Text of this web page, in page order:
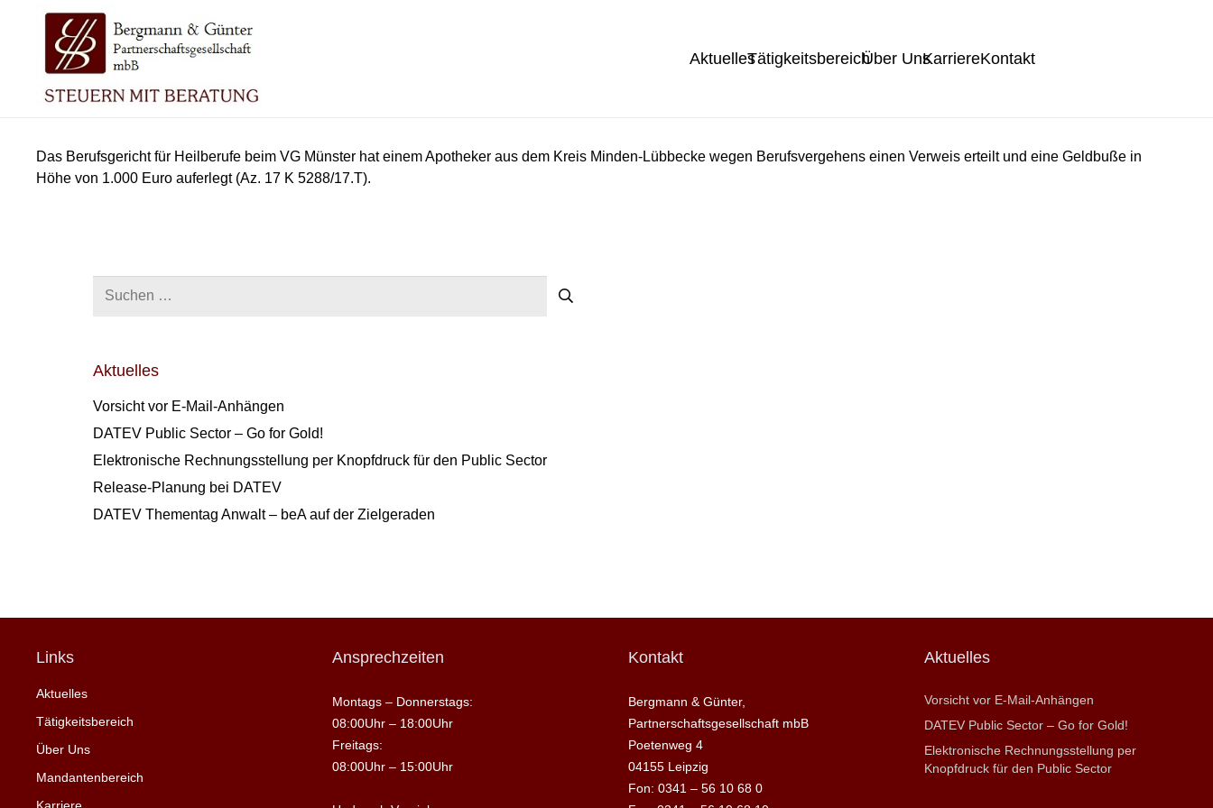
AktuellesTätigkeitsbereichÜber UnsKarriereKontakt
Das Berufsgericht für Heilberufe beim VG Münster hat einem Apotheker aus dem Kreis Minden-Lübbecke wegen Berufsvergehens einen Verweis erteilt und eine Geldbuße in
Höhe von 1.000 Euro auferlegt (Az. 17 K 5288/17.T).
Aktuelles
Vorsicht vor E-Mail-Anhängen
DATEV Public Sector – Go for Gold!
Elektronische Rechnungsstellung per Knopfdruck für den Public Sector
Release-Planung bei DATEV
DATEV Thementag Anwalt – beA auf der Zielgeraden
Links
Aktuelles
Tätigkeitsbereich
Über Uns
Mandantenbereich
Ansprechzeiten
Montags – Donnerstags:
08:00Uhr – 18:00Uhr
Freitags:
08:00Uhr – 15:00Uhr
Kontakt
Bergmann & Günter,
Partnerschaftsgesellschaft mbB
Poetenweg 4
04155 Leipzig
Fon: 0341 – 56 10 68 0
Aktuelles
Vorsicht vor E-Mail-Anhängen
DATEV Public Sector – Go for Gold!
Elektronische Rechnungsstellung per
Knopfdruck für den Public Sector